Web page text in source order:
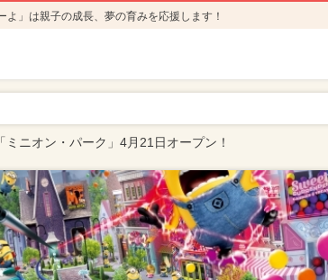
」は親子の成長、夢の育みを応援します！
ミニオン・パーク」4月21日オープン！